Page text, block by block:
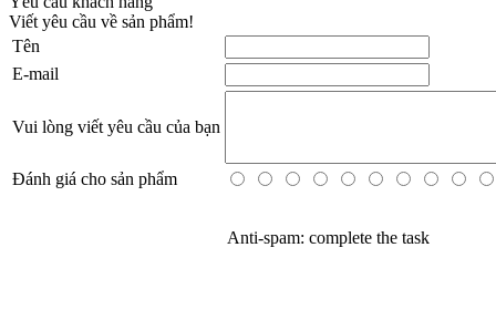
Viết yêu cầu về sản phẩm!
Tên
E-mail
Vui lòng viết yêu cầu của bạn
Đánh giá cho sản phẩm
Anti-spam: complete the task